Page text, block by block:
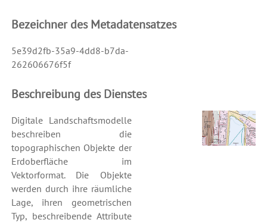
Bezeichner des Metadatensatzes
5e39d2fb-35a9-4dd8-b7da-
262606676f5f
Beschreibung des Dienstes
Digitale Landschaftsmodelle
beschreiben die
topographischen Objekte der
Erdoberfläche im
Vektorformat. Die Objekte
werden durch ihre räumliche
Lage, ihren geometrischen
Typ, beschreibende Attribute